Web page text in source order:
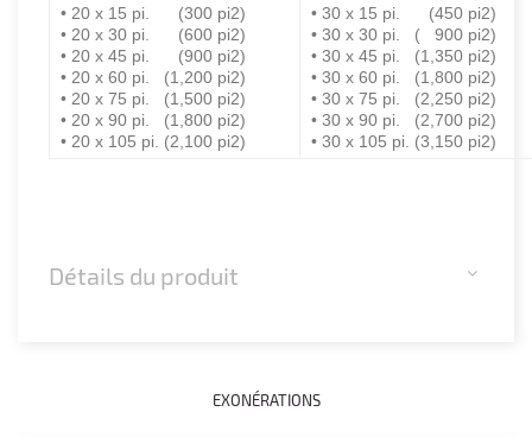
• 20 x 15 pi. (300 pi2)
• 20 x 30 pi. (600 pi2)
• 20 x 45 pi. (900 pi2)
• 20 x 60 pi. (1,200 pi2)
• 20 x 75 pi. (1,500 pi2)
• 20 x 90 pi. (1,800 pi2)
• 20 x 105 pi. (2,100 pi2)
• 30 x 15 pi. (450 pi2)
• 30 x 30 pi. ( 900 pi2)
• 30 x 45 pi. (1,350 pi2)
• 30 x 60 pi. (1,800 pi2)
• 30 x 75 pi. (2,250 pi2)
• 30 x 90 pi. (2,700 pi2)
• 30 x 105 pi. (3,150 pi2)
Détails du produit
EXONÉRATIONS